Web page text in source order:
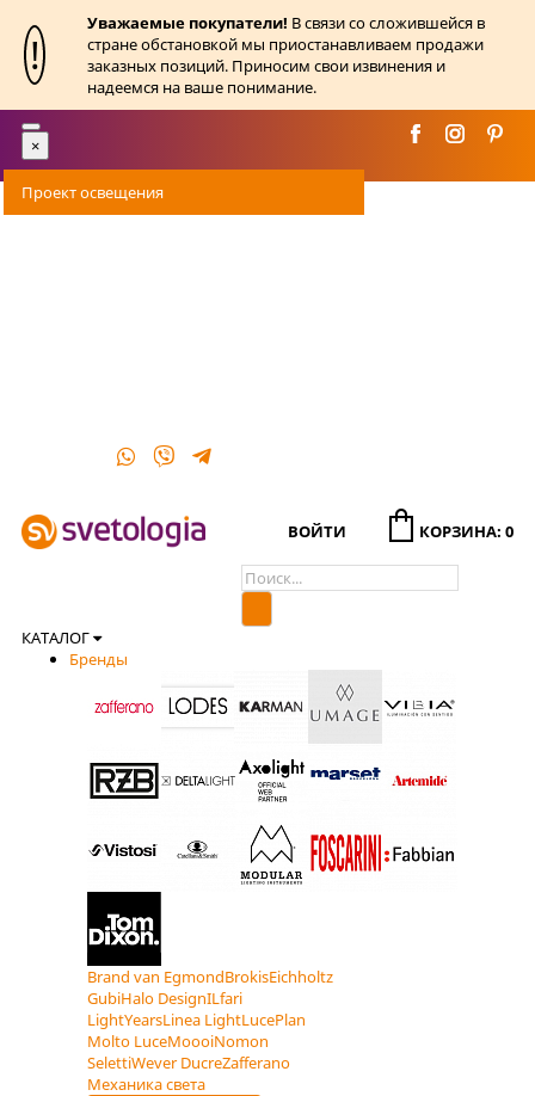
!
Уважаемые покупатели! В связи со сложившейся в
стране обстановкой мы приостанавливаем продажи
заказных позиций. Приносим свои извинения и
надеемся на ваше понимание.
Toggle
navigation
×
Проект освещения
ВОЙТИ КОРЗИНА: 0
КАТАЛОГ
Бренды
Brand van EgmondBrokisEichholtz
GubiHalo DesignILfari
LightYearsLinea LightLucePlan
Molto LuceMoooiNomon
SelettiWever DucreZafferano
Механика света